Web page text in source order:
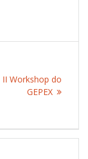
Next
II Workshop do
GEPEX